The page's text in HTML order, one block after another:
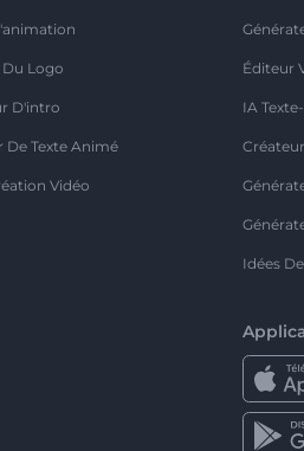
Logo
D'intro
De Texte Animé
Vidéo
Éditeur
IA
Idées